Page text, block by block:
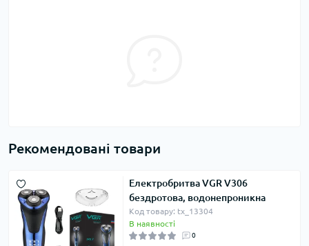
Рекомендовані товари
Електробритва VGR V306
бездротова, водонепроникна
Код товару: tx_13304
В наявності
0